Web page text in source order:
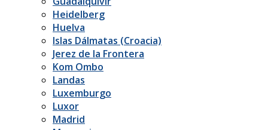
Heidelberg
Huelva
Islas Dálmatas (Croacia)
Jerez de la Frontera
Kom Ombo
Landas
Luxemburgo
Luxor
Madrid